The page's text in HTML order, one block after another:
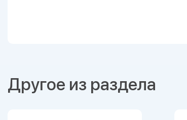
Другое из раздела